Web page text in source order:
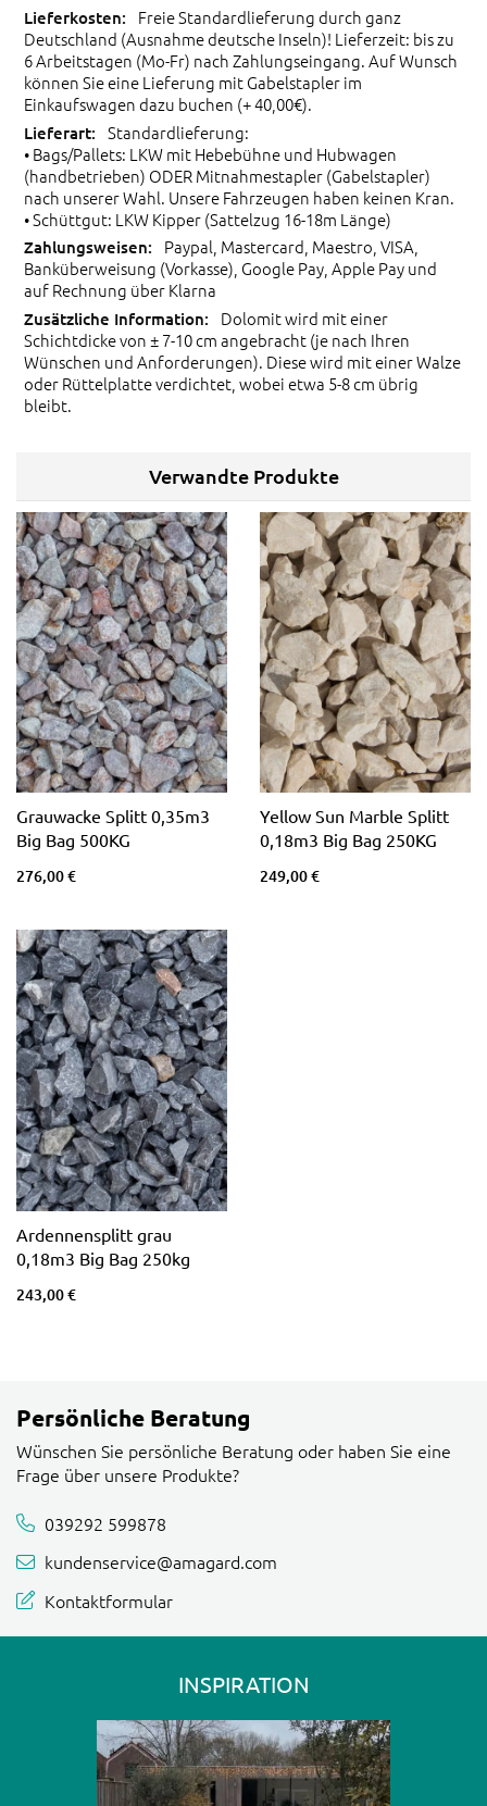
Freie Standardlieferung durch ganz
Deutschland (Ausnahme deutsche Inseln)! Lieferzeit: bis zu
6 Arbeitstagen (Mo-Fr) nach Zahlungseingang. Auf Wunsch
können Sie eine Lieferung mit Gabelstapler im
Einkaufswagen dazu buchen (+ 40,00€).
Standardlieferung:
• Bags/Pallets: LKW mit Hebebühne und Hubwagen
(handbetrieben) ODER Mitnahmestapler (Gabelstapler)
nach unserer Wahl. Unsere Fahrzeugen haben keinen Kran.
• Schüttgut: LKW Kipper (Sattelzug 16-18m Länge)
Paypal, Mastercard, Maestro, VISA,
Banküberweisung (Vorkasse), Google Pay, Apple Pay und
auf Rechnung über Klarna
Dolomit wird mit einer
Schichtdicke von ± 7-10 cm angebracht (je nach Ihren
Wünschen und Anforderungen). Diese wird mit einer Walze
oder Rüttelplatte verdichtet, wobei etwa 5-8 cm übrig
bleibt.
Verwandte Produkte
Grauwacke Splitt 0,35m3
Big Bag 500KG
276,00 €
Yellow Sun Marble Splitt
0,18m3 Big Bag 250KG
249,00 €
Ardennensplitt grau
0,18m3 Big Bag 250kg
243,00 €
Persönliche Beratung
Wünschen Sie persönliche Beratung oder haben Sie eine
Frage über unsere Produkte?
039292 599878
kundenservice@amagard.com
Kontaktformular
INSPIRATION